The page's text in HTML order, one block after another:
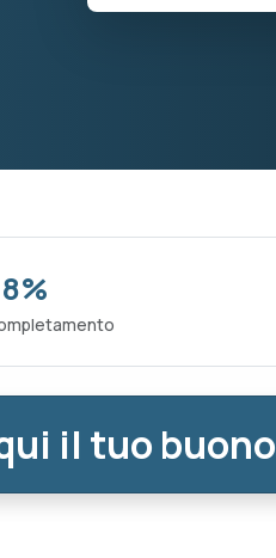
il tuo buono